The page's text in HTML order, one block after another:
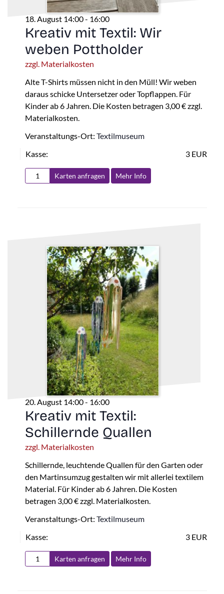
18. August 14:00- 16:00
Kreativ mit Textil: Wir
weben Pottholder
zzgl. Materialkosten
Alte T-Shirts müssen nicht in den Müll! Wir weben
daraus schicke Untersetzer oder Topflappen. Für
Kinder ab 6 Jahren. Die Kosten betragen 3,00 € zzgl.
Materialkosten.
Veranstaltungs-Ort: Textilmuseum
Kasse:
3 EUR
Karten anfragen Mehr Info
20. August 14:00- 16:00
Kreativ mit Textil:
Schillernde Quallen
zzgl. Materialkosten
Schillernde, leuchtende Quallen für den Garten oder
den Martinsumzug gestalten wir mit allerlei textilem
Material. Für Kinder ab 6 Jahren. Die Kosten
betragen 3,00 € zzgl. Materialkosten.
Veranstaltungs-Ort: Textilmuseum
Kasse:
3 EUR
Karten anfragen Mehr Info